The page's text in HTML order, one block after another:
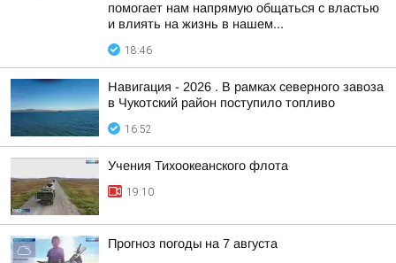
помогает нам напрямую общаться с властью
и влиять на жизнь в нашем...
18:46
Навигация - 2026 . В рамках северного завоза
в Чукотский район поступило топливо
16:52
Учения Тихоокеанского флота
19:10
Прогноз погоды на 7 августа